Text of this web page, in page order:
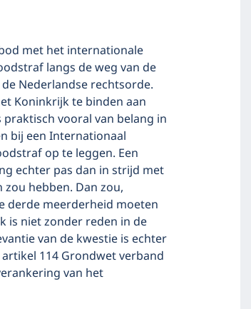
met het internationale
langs de weg van de
Nederlandse rechtsorde.
Koninkrijk te binden aan
vooral van belang in
bij een Internationaal
op te leggen. Een
echter pas dan in strijd met
hebben. Dan zou,
derde meerderheid moeten
is niet zonder reden in de
van de kwestie is echter
114 Grondwet verband
van het